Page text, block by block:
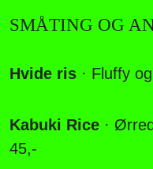
SMÅTING OG
Hvide ris · Fluffy
Kabuki Rice ·
45,-